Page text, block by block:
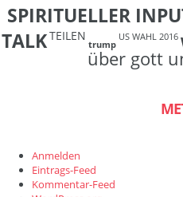
SPIRITUELLER
TALKTEILEN
trump
US WAHL 2016
über gott
Anmelden
Eintrags-Feed
Kommentar-Feed